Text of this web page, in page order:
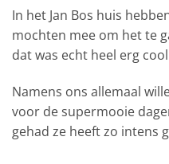
In het Jan Bos huis
mochten mee om het te
dat was echt heel erg
Namens ons allemaal
voor de supermooie
gehad ze heeft zo intens